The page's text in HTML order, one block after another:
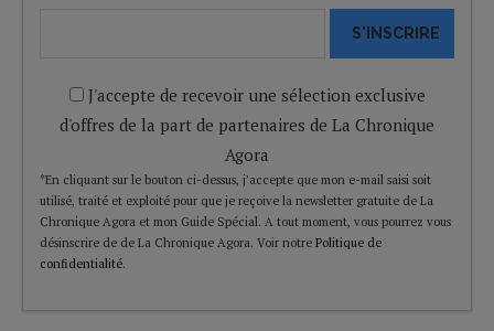
S'INSCRIRE
J'accepte de recevoir une sélection exclusive
d'offres de la part de partenaires de La Chronique
Agora
*En cliquant sur le bouton ci-dessus, j’accepte que mon e-mail saisi soit
utilisé, traité et exploité pour que je reçoive la newsletter gratuite de La
Chronique Agora et mon Guide Spécial. A tout moment, vous pourrez vous
désinscrire de de La Chronique Agora. Voir notre Politique de
confidentialité.